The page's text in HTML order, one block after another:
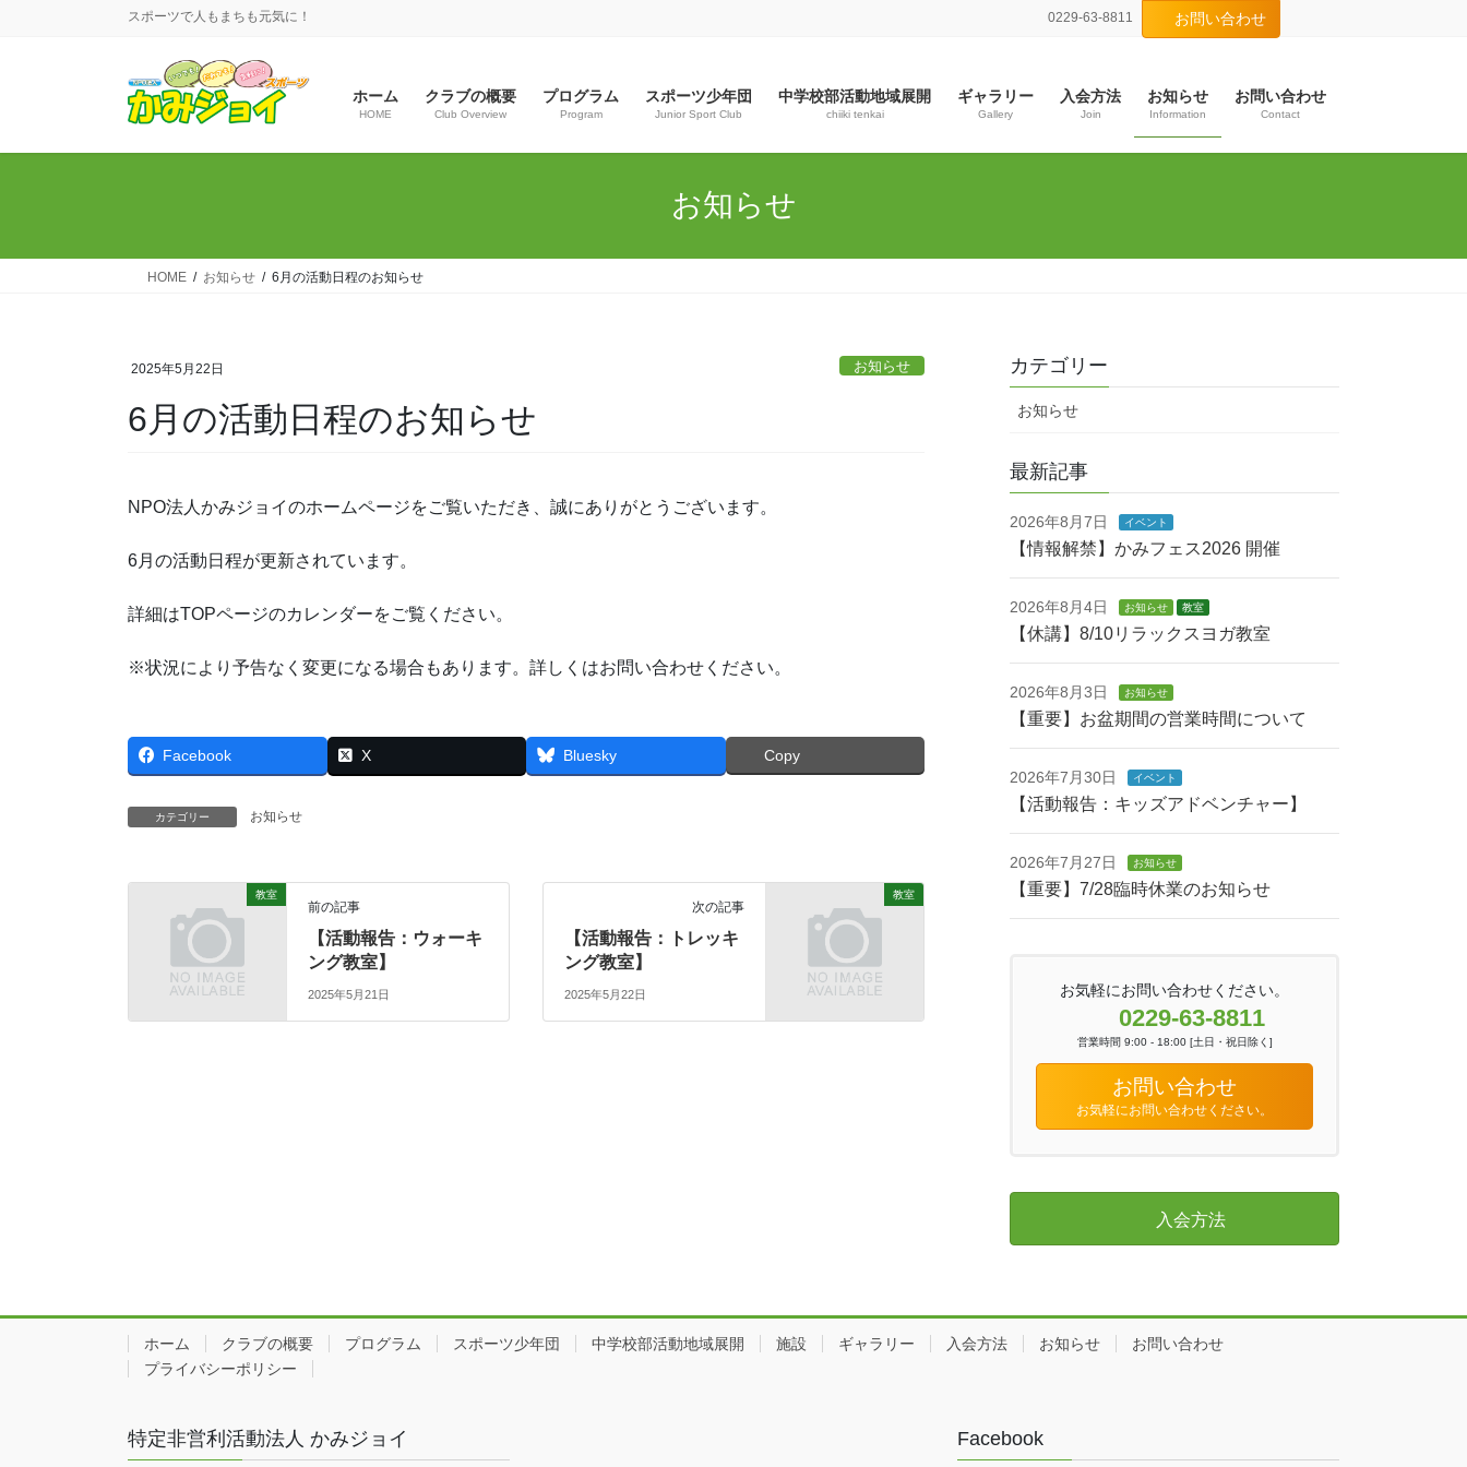
スポーツで人もまちも元気に！ 0229-63-8811 お問い合わせ
ホーム
HOME
クラブの概要
Club Overview
プログラム
Program
スポーツ少年団
Junior Sport Club
中学校部活動地域展開
chiiki tenkai
ギャラリー
Gallery
入会方法
Join
お知らせ
Information
お問い合わせ
Contact
お知らせ
HOME お知らせ 6月の活動日程のお知らせ
2025年5月22日 お知らせ
6月の活動日程のお知らせ
NPO法人かみジョイのホームページをご覧いただき、誠にありがとうございます。
6月の活動日程が更新されています。
詳細はTOPページのカレンダーをご覧ください。
※状況により予告なく変更になる場合もあります。詳しくはお問い合わせください。
Facebook X Bluesky Copy
カテゴリー お知らせ
教室
前の記事
【活動報告：ウォーキ
ング教室】
2025年5月21日
教室
次の記事
【活動報告：トレッキ
ング教室】
2025年5月22日
カテゴリー
お知らせ
最新記事
2026年8月7日 イベント
【情報解禁】かみフェス2026 開催
2026年8月4日 お知らせ 教室
【休講】8/10リラックスヨガ教室
2026年8月3日 お知らせ
【重要】お盆期間の営業時間について
2026年7月30日 イベント
【活動報告：キッズアドベンチャー】
2026年7月27日 お知らせ
【重要】7/28臨時休業のお知らせ
お気軽にお問い合わせください。
0229-63-8811
営業時間 9:00 - 18:00 [土日・祝日除く]
お問い合わせ
お気軽にお問い合わせください。
入会方法
ホーム クラブの概要 プログラム スポーツ少年団 中学校部活動地域展開 施設 ギャラリー 入会方法 お知らせ
お問い合わせ
プライバシーポリシー
特定非営利活動法人 かみジョイ Facebook